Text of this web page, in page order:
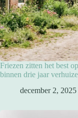
Friezen zitten het best
binnen drie jaar
december 2, 2025